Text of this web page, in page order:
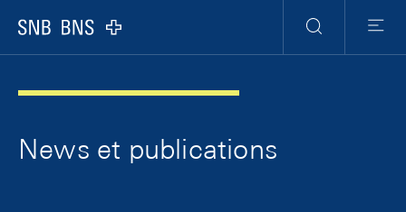
Logo
Navigation
RechercheMenu
News et publications